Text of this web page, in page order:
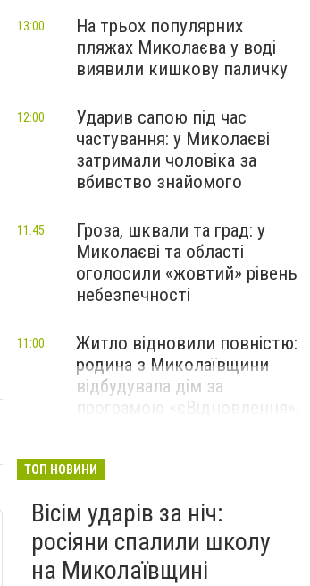
На трьох популярних
пляжах Миколаєва у воді
виявили кишкову паличку
13:00
Ударив сапою під час
частування: у Миколаєві
затримали чоловіка за
вбивство знайомого
12:00
Гроза, шквали та град: у
Миколаєві та області
оголосили «жовтий» рівень
небезпечності
11:45
Житло відновили повністю:
родина з Миколаївщини
відбудувала дім за
програмою «єВідновлення»,
11:00
ТОП НОВИНИ
Вісім ударів за ніч:
росіяни спалили школу
на Миколаївщині